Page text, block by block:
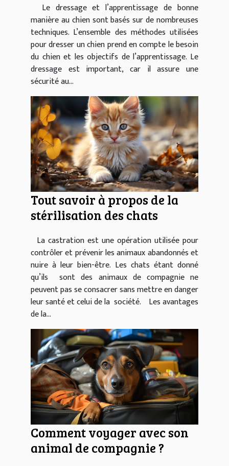
Le dressage et l’apprentissage de bonne
manière au chien sont basés sur de nombreuses
techniques. L’ensemble des méthodes utilisées
pour dresser un chien prend en compte le besoin
du chien et les objectifs de l’apprentissage. Le
dressage est important, car il assure une
sécurité au...
Tout savoir à propos de la
stérilisation des chats
La castration est une opération utilisée pour
contrôler et prévenir les animaux abandonnés et
nuire à leur bien-être. Les chats étant donné
qu’ils sont des animaux de compagnie ne
peuvent pas se consacrer sans mettre en danger
leur santé et celui de la société. Les avantages
de la...
Comment voyager avec son
animal de compagnie ?